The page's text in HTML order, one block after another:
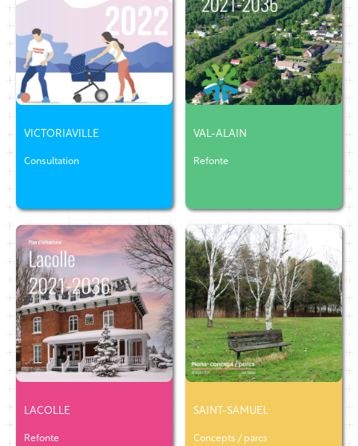
VICTORIAVILLE
Consultation
VAL-ALAIN
Refonte
LACOLLE
Refonte
SAINT-SAMUEL
Concepts / parcs